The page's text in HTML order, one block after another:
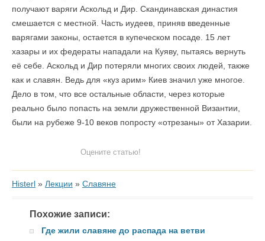
получают варяги Аскольд и Дир. Скандинавская династия
смешается с местной. Часть иудеев, приняв введенные
варягами законы, остается в купеческом посаде. 15 лет
хазары и их федераты нападали на Куяву, пытаясь вернуть
её себе. Аскольд и Дир потеряли многих своих людей, также
как и славян. Ведь для «куз арим» Киев значил уже многое.
Дело в том, что все остальные области, через которые
реально было попасть на земли дружественной Византии,
были на рубеже 9-10 веков попросту «отрезаны» от Хазарии.
Оцените статью!
Histerl » Лекции » Cлавяне
Похожие записи:
Где жили славяне до распада на ветви